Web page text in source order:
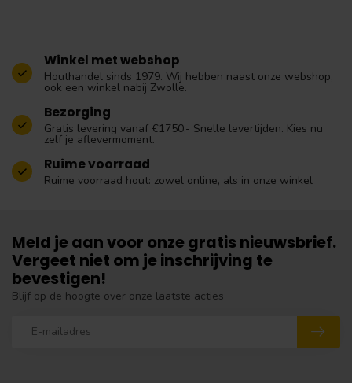
Winkel met webshop
Houthandel sinds 1979. Wij hebben naast onze webshop,
ook een winkel nabij Zwolle.
Bezorging
Gratis levering vanaf €1750,- Snelle levertijden. Kies nu
zelf je aflevermoment.
Ruime voorraad
Ruime voorraad hout: zowel online, als in onze winkel
Meld je aan voor onze gratis nieuwsbrief.
Vergeet niet om je inschrijving te
bevestigen!
Blijf op de hoogte over onze laatste acties